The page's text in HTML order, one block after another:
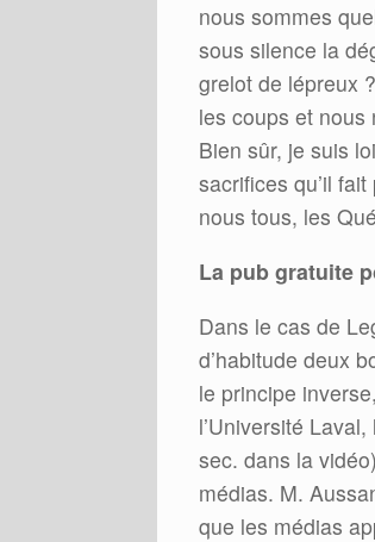
nous sommes
sous silence la
grelot de lépreux
les coups et
Bien sûr, je suis
sacrifices qu’il
nous tous, les
La pub gratuite
Dans le cas de
d’habitude deux
le principe
l’Université
sec. dans la
médias. M.
que les médias